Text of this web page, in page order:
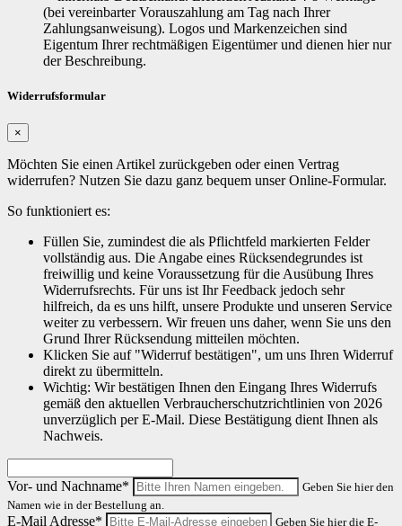
(bei vereinbarter Vorauszahlung am Tag nach Ihrer
Zahlungsanweisung). Logos und Markenzeichen sind
Eigentum Ihrer rechtmäßigen Eigentümer und dienen hier nur
der Beschreibung.
Widerrufsformular
×
Möchten Sie einen Artikel zurückgeben oder einen Vertrag
widerrufen? Nutzen Sie dazu ganz bequem unser Online-Formular.
So funktioniert es:
Füllen Sie, zumindest die als Pflichtfeld markierten Felder
vollständig aus. Die Angabe eines Rücksendegrundes ist
freiwillig und keine Voraussetzung für die Ausübung Ihres
Widerrufsrechts. Für uns ist Ihr Feedback jedoch sehr
hilfreich, da es uns hilft, unsere Produkte und unseren Service
weiter zu verbessern. Wir freuen uns daher, wenn Sie uns den
Grund Ihrer Rücksendung mitteilen möchten.
Klicken Sie auf "Widerruf bestätigen", um uns Ihren Widerruf
direkt zu übermitteln.
Wichtig: Wir bestätigen Ihnen den Eingang Ihres Widerrufs
gemäß den aktuellen Verbraucherschutzrichtlinien von 2026
unverzüglich per E-Mail. Diese Bestätigung dient Ihnen als
Nachweis.
Vor- und Nachname*
Geben Sie hier den
Namen wie in der Bestellung an.
E-Mail Adresse* Geben Sie hier die E-